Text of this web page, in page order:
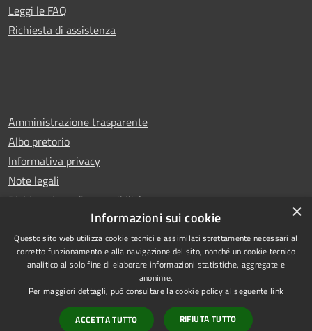
Leggi le FAQ
Richiesta di assistenza
Amministrazione trasparente
Albo pretorio
Informativa privacy
Note legali
Dichiarazione di accessibilità
RSS
Accessibilità
Copyright © 2025 Comune di
Trentola Ducenta
Powered byMunicipium
×
Informazioni sui cookie
Questo sito web utilizza cookie tecnici e assimilati strettamente necessari al
corretto funzionamento e alla navigazione del sito, nonché un cookie tecnico
analitico al solo fine di elaborare informazioni statistiche, aggregate e
anonime.
Per maggiori dettagli, può consultare la cookie policy al seguente link
ACCETTA TUTTO RIFIUTA TUTTO